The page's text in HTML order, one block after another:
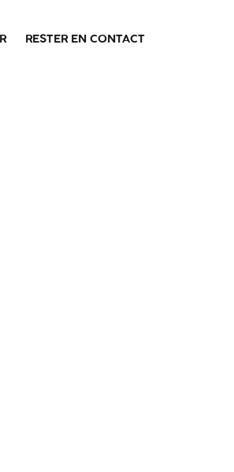
RESTER EN CONTACT